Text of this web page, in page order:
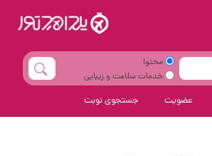
محتوا
خدمات سلامت و زیبایی
عضویت جستجوی نوبت